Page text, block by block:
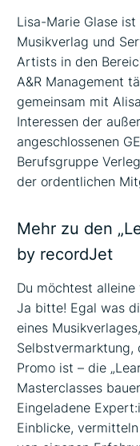
Lisa-Marie Glase
Musikverlag und
Artists in den
A&R Management
gemeinsam mit
Interessen der
angeschlossenen
Berufsgruppe
der ordentlichen
Mehr zu den
by recordJet
Du möchtest
Ja bitte! Egal was
eines
Selbstvermarktung,
Promo ist – die
Masterclasses
Eingeladene
Einblicke,